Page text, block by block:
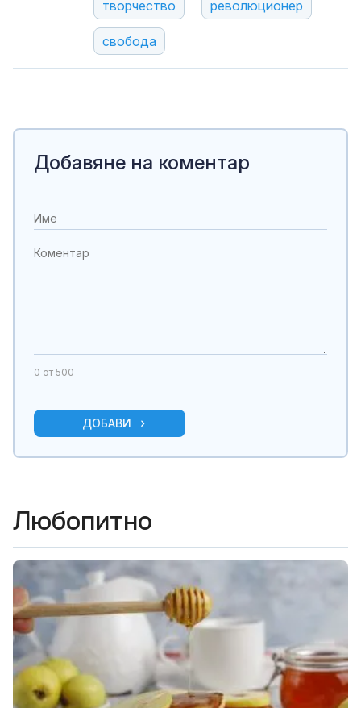
творчество революционер
свобода
Добавяне на коментар
0 от 500
ДОБАВИ
Любопитно